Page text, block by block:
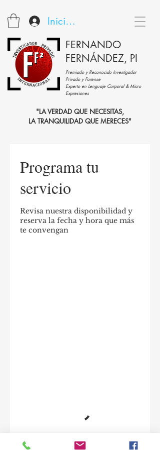
Iniciar sesión
FERNANDO
FERNÁNDEZ, PI
Premiado y Reconocido Investigador
Privado y Forense
Experto en Lenguaje Corporal & Micro
Expresiones
"LA VERDAD QUE NECESITAS,
LA TRANQUILIDAD QUE MERECES"
Programa tu
servicio
Revisa nuestra disponibilidad y
reserva la fecha y hora que más
te convengan